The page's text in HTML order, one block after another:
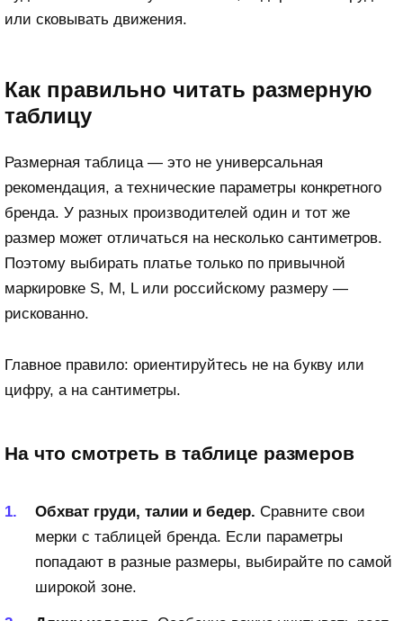
или сковывать движения.
Как правильно читать размерную
таблицу
Размерная таблица — это не универсальная
рекомендация, а технические параметры конкретного
бренда. У разных производителей один и тот же
размер может отличаться на несколько сантиметров.
Поэтому выбирать платье только по привычной
маркировке S, M, L или российскому размеру —
рискованно.
Главное правило: ориентируйтесь не на букву или
цифру, а на сантиметры.
На что смотреть в таблице размеров
Обхват груди, талии и бедер. Сравните свои
мерки с таблицей бренда. Если параметры
попадают в разные размеры, выбирайте по самой
широкой зоне.